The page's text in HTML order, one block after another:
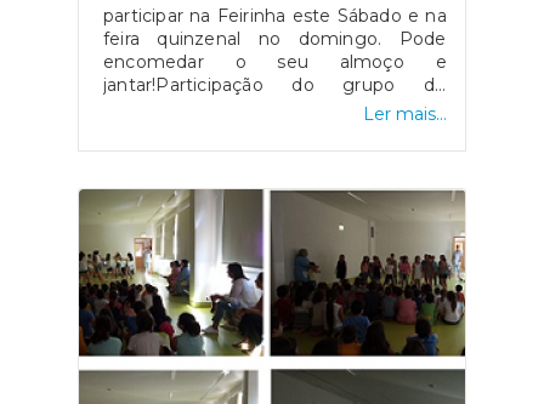
participar na Feirinha este Sábado e na
feira quinzenal no domingo. Pode
encomedar o seu almoço e
jantar!Participação do grupo de
Ler mais...